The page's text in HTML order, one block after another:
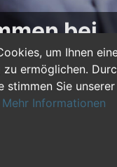
um Ihnen
ermöglichen.
stimmen Sie
Mehr Informationen
bei
–
Jobs
suchst nach
oder